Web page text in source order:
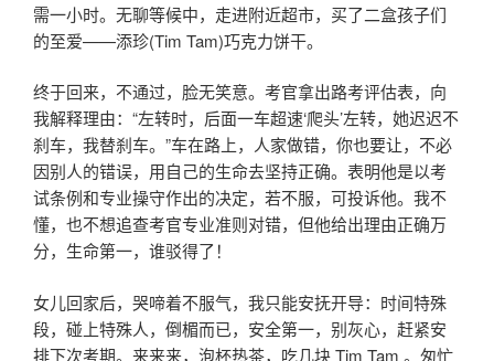
需一小时。无聊等候中，走进附近超市，买了二盒孩子们
的至爱——添珍(Tim Tam)巧克力饼干。
终于回来，不通过，脸无笑意。考官拿出路考评估表，向
我解释理由：“左转时，后面一车超速‘爬头’左转，她迟迟不
刹车，我替刹车。”车在路上，人家做错，你也要让，不必
因别人的错误，用自己的生命去坚持正确。表明他是以考
试条例和专业操守作出的决定，若不服，可投诉他。我不
懂，也不想追查考官专业准则对错，但他给出理由正确万
分，生命第一，谁驳得了！
女儿回家后，哭啼着不服气，我只能安抚开导：时间特殊
段，碰上特殊人，倒楣而已，安全第一，别灰心，赶紧安
排下次考期。来来来，泡杯热茶，吃几块 Tim Tam 。匆忙